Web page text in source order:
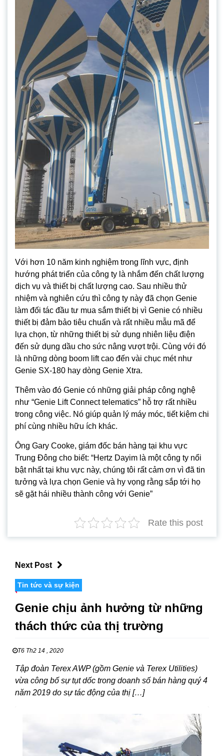
Với hơn 10 năm kinh nghiệm trong lĩnh vực, định
hướng phát triển của công ty là nhắm đến chất lượng
dịch vụ và thiết bị chất lượng cao. Sau nhiều thử
nhiệm và nghiên cứu thì công ty này đã chọn Genie
làm đối tác đầu tư mua sắm thiết bị vì Genie có nhiều
thiết bị đảm bảo tiêu chuẩn và rất nhiều mẫu mã để
lựa chọn, từ những thiết bị sử dụng nhiên liệu điện
đến sử dụng dầu cho sức nâng vượt trội. Cùng với đó
là những dòng boom lift cao đến vài chục mét như
Genie SX-180 hay dòng Genie Xtra.
Thêm vào đó Genie có những giải pháp công nghệ
như “Genie Lift Connect telematics” hỗ trợ rất nhiều
trong công việc. Nó giúp quản lý máy móc, tiết kiệm chi
phí cùng nhiều hữu ích khác.
Ông Gary Cooke, giám đốc bán hàng tại khu vực
Trung Đông cho biết: “Hertz Dayim là một công ty nổi
bật nhất tại khu vực này, chúng tôi rất cảm ơn vì đã tin
tưởng và lựa chọn Genie và hy vọng rằng sắp tới họ
sẽ gặt hái nhiều thành công với Genie”
Rate this post
Next Post
Tin tức và sự kiện
Genie chịu ảnh hưởng từ những
thách thức của thị trường
T6 Th2 14 , 2020
Tập đoàn Terex AWP (gồm Genie và Terex Utilities)
vừa công bố sự tụt dốc trong doanh số bán hàng quý 4
năm 2019 do sự tác động của thị […]